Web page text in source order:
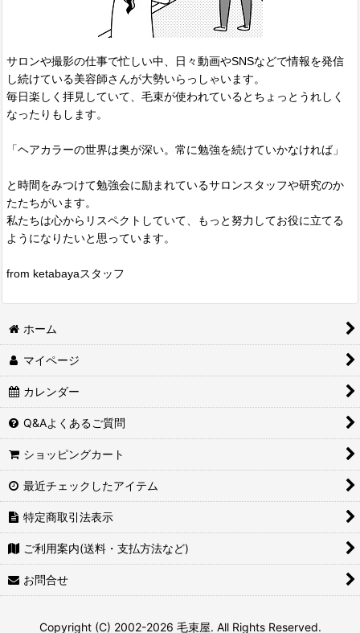
サロンや撮影の仕事で忙しい中、日々動画やSNSなどで情報を発信
し続けている美容師さんが大勢いらっしゃいます。
毎日楽しく拝見していて、毛束が使われているとちょっとうれしく
なったりもします。
「ヘアカラーの世界は奥が深い。常に勉強を続けていかなければ」
と時間をみつけて勉強会に励まれているサロンスタッフや研究のか
たたちがいます。
私たちは心からリスペクトしていて、もっと努力してお役に立てる
ようになりたいと思っています。
from ketabayaスタッフ
ホーム
マイページ
カレンダー
Q&Aよくあるご質問
ショッピングカート
最近チェックしたアイテム
特定商取引法表示
ご利用案内(送料・支払方法など)
お問合せ
Copyright (C) 2002-2026 毛束屋. All Rights Reserved.